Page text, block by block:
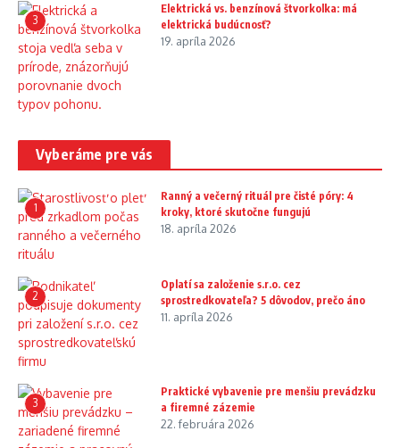
3
Elektrická vs. benzínová štvorkolka: má
elektrická budúcnosť?
19. apríla 2026
Vyberáme pre vás
1
Ranný a večerný rituál pre čisté póry: 4
kroky, ktoré skutočne fungujú
18. apríla 2026
2
Oplatí sa založenie s.r.o. cez
sprostredkovateľa? 5 dôvodov, prečo áno
11. apríla 2026
3
Praktické vybavenie pre menšiu prevádzku
a firemné zázemie
22. februára 2026